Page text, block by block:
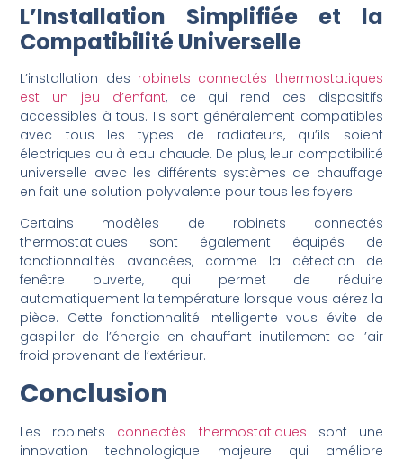
L’Installation Simplifiée et la
Compatibilité Universelle
L’installation des robinets connectés thermostatiques
est un jeu d’enfant, ce qui rend ces dispositifs
accessibles à tous. Ils sont généralement compatibles
avec tous les types de radiateurs, qu’ils soient
électriques ou à eau chaude. De plus, leur compatibilité
universelle avec les différents systèmes de chauffage
en fait une solution polyvalente pour tous les foyers.
Certains modèles de robinets connectés
thermostatiques sont également équipés de
fonctionnalités avancées, comme la détection de
fenêtre ouverte, qui permet de réduire
automatiquement la température lorsque vous aérez la
pièce. Cette fonctionnalité intelligente vous évite de
gaspiller de l’énergie en chauffant inutilement de l’air
froid provenant de l’extérieur.
Conclusion
Les robinets connectés thermostatiques sont une
innovation technologique majeure qui améliore